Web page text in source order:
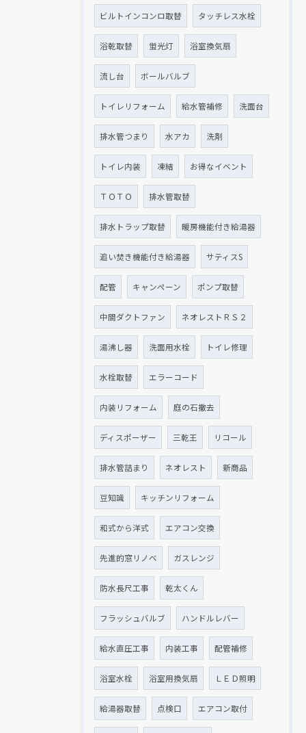
ビルトインコンロ取替 タッチレス水栓
浴乾取替 蛍光灯 浴室換気扇
流し台 ボールバルブ
トイレリフォーム 給水管補修 洗面台
排水管つまり 水アカ 洗剤
トイレ内装 凍結 お得なイベント
ＴＯＴＯ 排水管取替
排水トラップ取替 暖房機能付き給湯器
追い焚き機能付き給湯器 サティスS
配管 キャンペーン ポンプ取替
中間ダクトファン ネオレストＲＳ２
湯沸し器 洗面用水栓 トイレ修理
水栓取替 エラーコード
内装リフォーム 庭の石撤去
ディスポーザー 三乾王 リコール
排水管詰まり ネオレスト 新商品
豆知識 キッチンリフォーム
和式から洋式 エアコン交換
先進的窓リノベ ガスレンジ
防水長尺工事 乾太くん
フラッシュバルブ ハンドルレバー
給水直圧工事 内装工事 配管補修
浴室水栓 浴室用換気扇 ＬＥＤ照明
給湯器取替 点検口 エアコン取付